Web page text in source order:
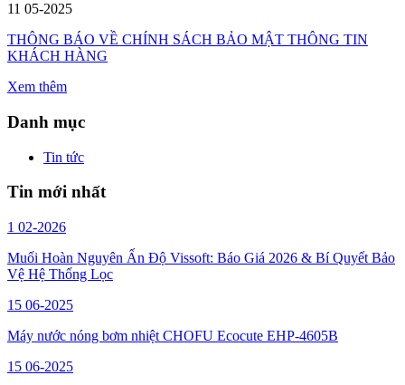
11 05-2025
THÔNG BÁO VỀ CHÍNH SÁCH BẢO MẬT THÔNG TIN
KHÁCH HÀNG
Xem thêm
Danh mục
Tin tức
Tin mới nhất
1 02-2026
Muối Hoàn Nguyên Ấn Độ Vissoft: Báo Giá 2026 & Bí Quyết Bảo
Vệ Hệ Thống Lọc
15 06-2025
Máy nước nóng bơm nhiệt CHOFU Ecocute EHP-4605B
15 06-2025